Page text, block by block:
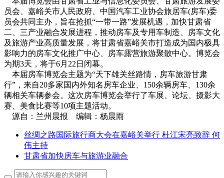
员会、嘉峪关市人民政府、中国汽车工业协会旅居车(房车)委
员会共同主办，旨在抢抓“一带一路”发展机遇，加快甘肃省
二、三产业融合发展进程，推动房车及专用车制造、房车文化
及旅游产业高质量发展，将甘肃省嘉峪关市打造成为国内极具
影响力的房车文化推广中心、房车露营旅游聚散中心。博览会
为期3天，将于6月22日闭幕。
本届房车博览会主题为“天下雄关丝路情，房车旅游甘肃
行”，来自20多家国内外知名房车企业、150余辆房车、130余
辆相关车辆参会。这次房车博览会举行了车展、论坛、摄影大
赛、美食比赛等10项主题活动。
源自：兰州晨报 编辑：杨晨雨
丝绸之路国际旅行商大会在嘉峪关举行 杜江宋亮致辞 何
伟主持
甘肃省加快房车与旅游业融合